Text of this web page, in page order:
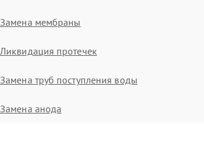
Замена мембраны
Ликвидация протечек
Замена труб поступления воды
Замена анода